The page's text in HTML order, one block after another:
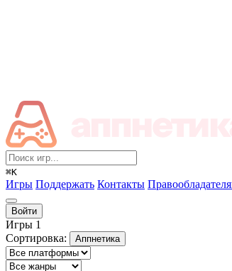
⌘K
Игры Поддержать Контакты
Войти
Игры 1
Сортировка:
Аппнетика